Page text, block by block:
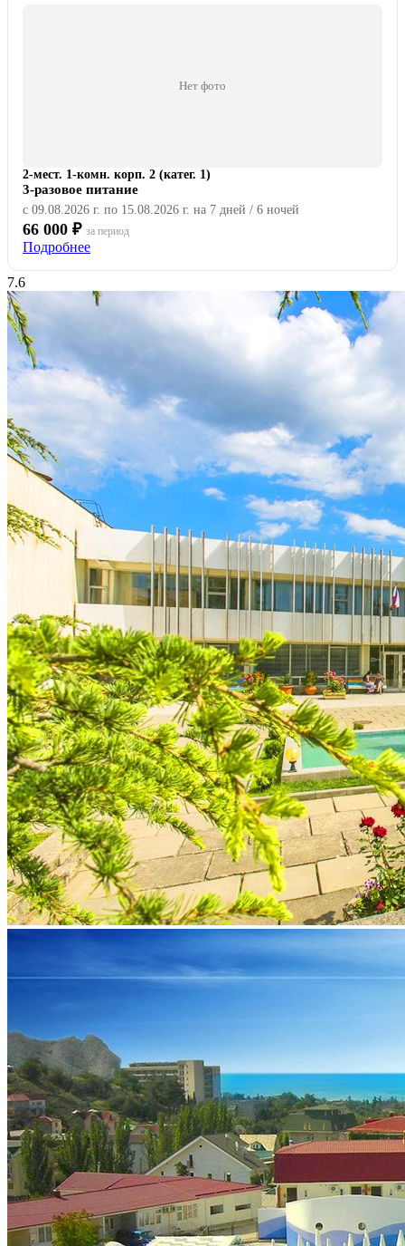
Нет фото
2-мест. 1-комн. корп. 2 (катег. 1)
3-разовое питание
с 09.08.2026 г. по 15.08.2026 г. на 7 дней / 6 ночей
66 000 ₽ за период
Подробнее
7.6